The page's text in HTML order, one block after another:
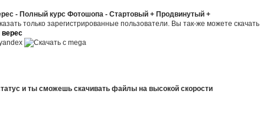
- Полный курс Фотошопа - Стартовый + Продвинутый +
только зарегистрированные пользователи. Вы так-же можете скачать
верес
и ты сможешь скачивать файлы на высокой скорости